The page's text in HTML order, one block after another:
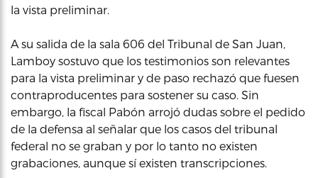
la vista preliminar.
A su salida de la sala 606 del Tribunal de San Juan,
Lamboy sostuvo que los testimonios son relevantes
para la vista preliminar y de paso rechazó que fuesen
contraproducentes para sostener su caso. Sin
embargo, la fiscal Pabón arrojó dudas sobre el pedido
de la defensa al señalar que los casos del tribunal
federal no se graban y por lo tanto no existen
grabaciones, aunque sí existen transcripciones.